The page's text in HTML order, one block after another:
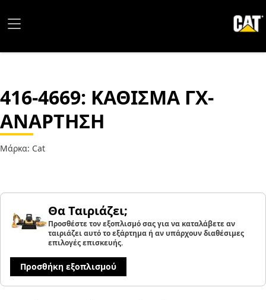
416-4669: ΚΑΘΙΣΜΑ ΓΧ-
ΑΝΑΡΤΗΣΗ
Μάρκα: Cat
Θα Ταιριάζει;
Προσθέστε τον εξοπλισμό σας για να καταλάβετε αν
ταιριάζει αυτό το εξάρτημα ή αν υπάρχουν διαθέσιμες
επιλογές επισκευής.
Προσθήκη εξοπλισμού